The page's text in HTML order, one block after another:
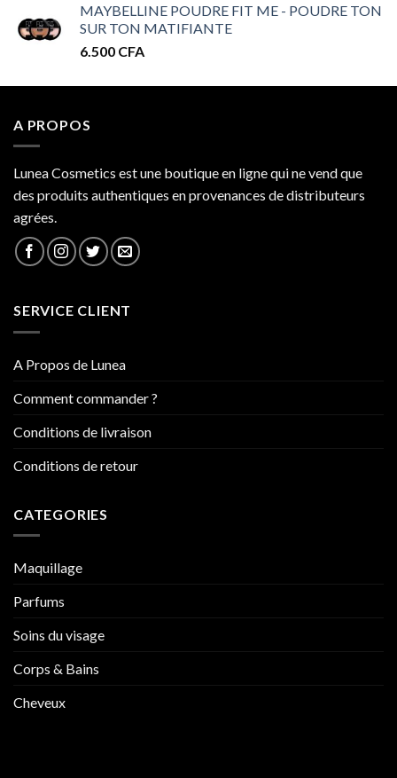
prix :
MAYBELLINE POUDRE FIT ME - POUDRE TON
SUR TON MATIFIANTE
6.500 CFA
A PROPOS
Lunea Cosmetics est une boutique en ligne qui ne vend que
des produits authentiques en provenances de distributeurs
agrées.
SERVICE CLIENT
A Propos de Lunea
Comment commander ?
Conditions de livraison
Conditions de retour
CATEGORIES
Maquillage
Parfums
Soins du visage
Corps & Bains
Cheveux